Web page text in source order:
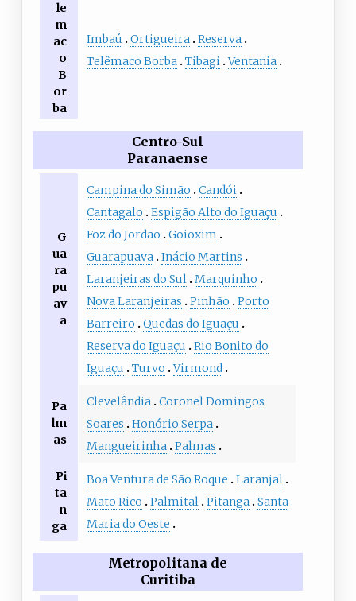
le
m
ac
o
B
or
ba
Imbaú Ortigueira Reserva
Telêmaco Borba Tibagi Ventania
Centro-Sul
Paranaense
G
ua
ra
pu
av
a
Campina do Simão
Candói
Cantagalo
Espigão Alto do Iguaçu
Foz do Jordão
Goioxim
Guarapuava Inácio Martins
Laranjeiras do Sul Marquinho
Nova Laranjeiras
Pinhão
Porto
Barreiro
Quedas do Iguaçu
Reserva do Iguaçu
Rio Bonito do
Iguaçu
Turvo Virmond
Pa
lm
as
Clevelândia Coronel Domingos
Soares
Honório Serpa
Mangueirinha Palmas
Pi
ta
n
ga
Boa Ventura de São Roque
Laranjal
Mato Rico
Palmital Pitanga Santa
Maria do Oeste
Metropolitana de
Curitiba